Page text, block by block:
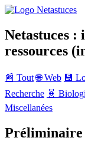
Netastuces :
ressources
📰 Tout 🌐 Web 💾
Recherche 🧬
Miscellanées
Préliminaire